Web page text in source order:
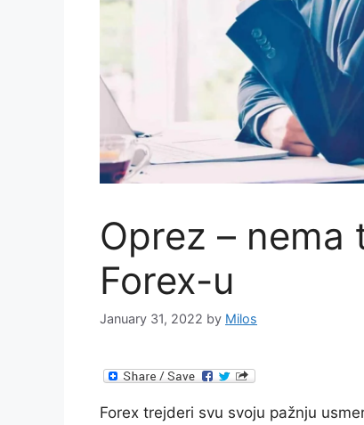
Oprez – nema
Forex-u
January 31, 2022 by Milos
Forex trejderi svu svoju pažnju